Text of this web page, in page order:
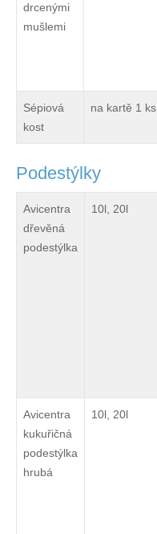
drcenými
mušlemi
Sépiová
kost
na kartě 1 ks
Podestýlky
Avicentra
dřevěná
podestýlka
10l, 20l
Avicentra
kukuřičná
podestýlka
hrubá
10l, 20l